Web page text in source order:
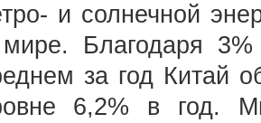
и солнечной
Благодаря 3%
за год Китай
6,2% в год.